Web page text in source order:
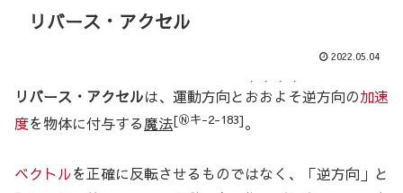
リバース・アクセル
2022.05.04
リバース・アクセルは、運動方向と おおよそ
・・・・
逆方向の加速
度を物体に付与する魔法[Ⓝキ-2-183]。
ベクトルを正確に反転させるものではなく、「逆方向」と